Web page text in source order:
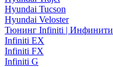
Hyundai Tucson
Hyundai Veloster
Тюнинг Infiniti | Инфинити
Infiniti EX
Infiniti FX
Infiniti G